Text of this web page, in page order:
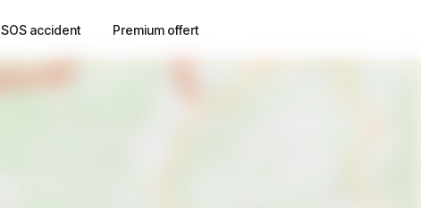
SOS accident Premium offert